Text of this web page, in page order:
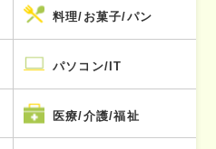
料理/お菓子/パン
パソコン/IT
医療/介護/福祉